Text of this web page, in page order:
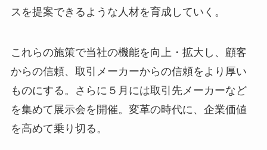
スを提案できるような人材を育成していく。
これらの施策で当社の機能を向上・拡大し、顧客
からの信頼、取引メーカーからの信頼をより厚い
ものにする。さらに５月には取引先メーカーなど
を集めて展示会を開催。変革の時代に、企業価値
を高めて乗り切る。